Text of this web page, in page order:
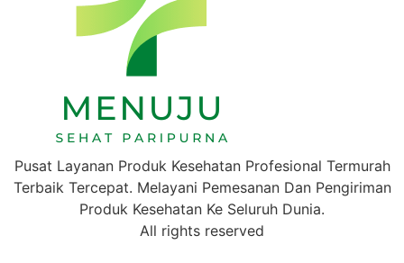
Pusat Layanan Produk Kesehatan Profesional Termurah
Terbaik Tercepat. Melayani Pemesanan Dan Pengiriman
Produk Kesehatan Ke Seluruh Dunia.
All rights reserved